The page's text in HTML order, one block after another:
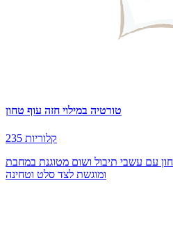
טורטיה במילוי חזה עוף טחון
235 קלוריות
עם עשבי תיבול ושום מטוגנת במחבת
ומוגשת לצד סלט וטחינה